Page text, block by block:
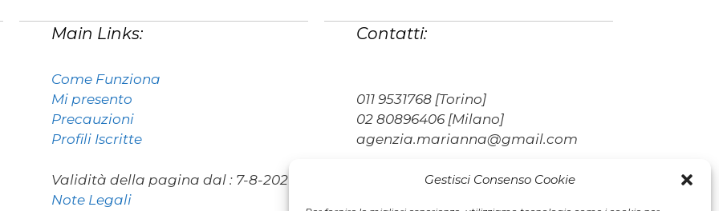
Gestisci Consenso Cookie
Main Links:
Come Funziona
Mi presento
Precauzioni
Profili Iscritte
Validità della pagina dal : 7-8-2026
Note Legali
Contatti:
011 9531768 [Torino]
02 80896406 [Milano]
agenzia.marianna@gmail.com